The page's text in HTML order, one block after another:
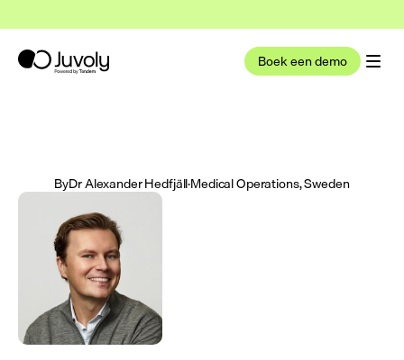
Boek een demo
ByDr Alexander Hedfjäll·Medical Operations, Sweden